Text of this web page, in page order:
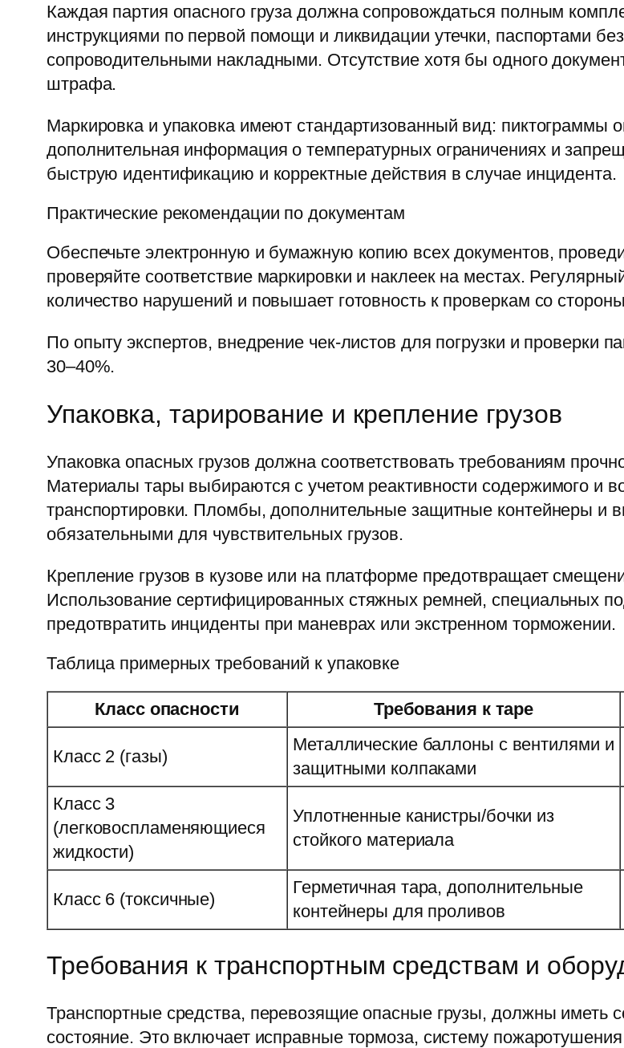
Каждая партия опасного груза должна сопровождаться полным
инструкциями по первой помощи и ликвидации утечки, паспортами
сопроводительными накладными. Отсутствие хотя бы одного
штрафа.
Маркировка и упаковка имеют стандартизованный вид: пиктограммы
дополнительная информация о температурных ограничениях и
быструю идентификацию и корректные действия в случае инцидента.
Практические рекомендации по документам
Обеспечьте электронную и бумажную копию всех документов,
проверяйте соответствие маркировки и наклеек на местах.
количество нарушений и повышает готовность к проверкам со
По опыту экспертов, внедрение чек-листов для погрузки и проверки
30–40%.
Упаковка, тарирование и крепление грузов
Упаковка опасных грузов должна соответствовать требованиям
Материалы тары выбираются с учетом реактивности содержимого и
транспортировки. Пломбы, дополнительные защитные контейнеры и
обязательными для чувствительных грузов.
Крепление грузов в кузове или на платформе предотвращает
Использование сертифицированных стяжных ремней, специальных
предотвратить инциденты при маневрах или экстренном торможении.
Таблица примерных требований к упаковке
Класс опасности Требования к таре
Класс 2 (газы)
Металлические баллоны с вентилями и
защитными колпаками
Класс 3
(легковоспламеняющиеся
жидкости)
Уплотненные канистры/бочки из
стойкого материала
Класс 6 (токсичные)
Герметичная тара, дополнительные
контейнеры для проливов
Требования к транспортным средствам и
Транспортные средства, перевозящие опасные грузы, должны иметь
состояние. Это включает исправные тормоза, систему